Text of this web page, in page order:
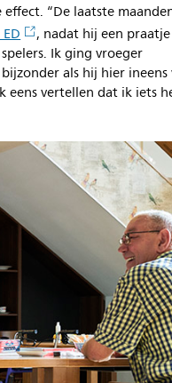
“De laatste
, nadat hij een
Ik ging vroeger
als hij hier
eens vertellen dat ik iets